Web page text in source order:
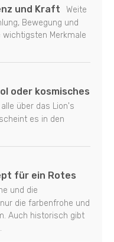
und Kraft
Weite
Bewegung und
Merkmale
oder kosmisches
über das Lion's
es in den
für ein Rotes
und die
die farbenfrohe und
Auch historisch gibt